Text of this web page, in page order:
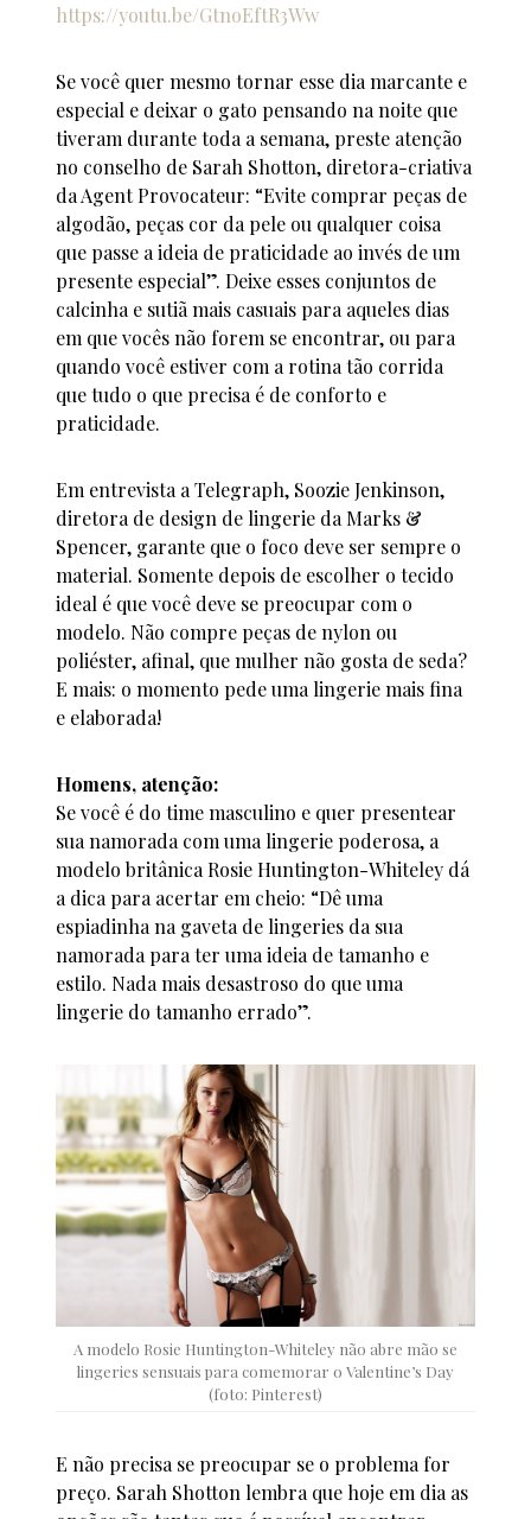
https://youtu.be/GtnoEftR3Ww
Se você quer mesmo tornar esse dia marcante e
especial e deixar o gato pensando na noite que
tiveram durante toda a semana, preste atenção
no conselho de Sarah Shotton, diretora-criativa
da Agent Provocateur: “Evite comprar peças de
algodão, peças cor da pele ou qualquer coisa
que passe a ideia de praticidade ao invés de um
presente especial”. Deixe esses conjuntos de
calcinha e sutiã mais casuais para aqueles dias
em que vocês não forem se encontrar, ou para
quando você estiver com a rotina tão corrida
que tudo o que precisa é de conforto e
praticidade.
Em entrevista a Telegraph, Soozie Jenkinson,
diretora de design de lingerie da Marks &
Spencer, garante que o foco deve ser sempre o
material. Somente depois de escolher o tecido
ideal é que você deve se preocupar com o
modelo. Não compre peças de nylon ou
poliéster, afinal, que mulher não gosta de seda?
E mais: o momento pede uma lingerie mais fina
e elaborada!
Homens, atenção:
Se você é do time masculino e quer presentear
sua namorada com uma lingerie poderosa, a
modelo britânica Rosie Huntington-Whiteley dá
a dica para acertar em cheio: “Dê uma
espiadinha na gaveta de lingeries da sua
namorada para ter uma ideia de tamanho e
estilo. Nada mais desastroso do que uma
lingerie do tamanho errado”.
A modelo Rosie Huntington-Whiteley não abre mão se
lingeries sensuais para comemorar o Valentine’s Day
(foto: Pinterest)
E não precisa se preocupar se o problema for
preço. Sarah Shotton lembra que hoje em dia as